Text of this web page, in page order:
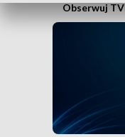
Obserwuj